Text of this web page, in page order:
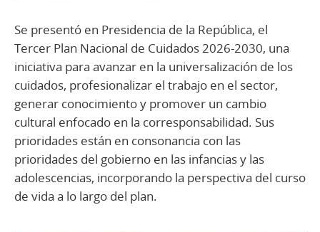
Se presentó en Presidencia de la República, el
Tercer Plan Nacional de Cuidados 2026-2030, una
iniciativa para avanzar en la universalización de los
cuidados, profesionalizar el trabajo en el sector,
generar conocimiento y promover un cambio
cultural enfocado en la corresponsabilidad. Sus
prioridades están en consonancia con las
prioridades del gobierno en las infancias y las
adolescencias, incorporando la perspectiva del curso
de vida a lo largo del plan.